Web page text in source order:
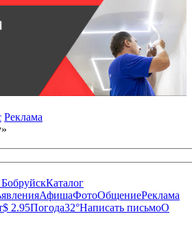
Реклама
Каталог
АфишаФотоОбщениеРеклама
$ 2.95Погода32°Написать письмоО